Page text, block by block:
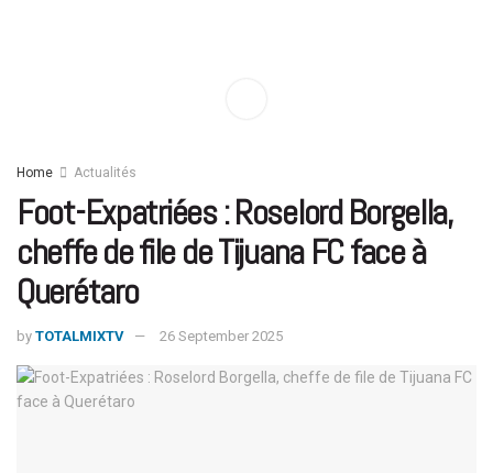
Home Actualités
Foot-Expatriées : Roselord Borgella,
cheffe de file de Tijuana FC face à
Querétaro
by TOTALMIXTV 26 September 2025